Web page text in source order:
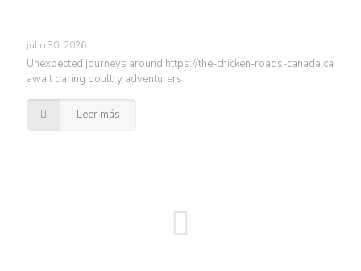
julio 30, 2026
Unexpected journeys around https://the-chicken-roads-canada.ca
await daring poultry adventurers
Leer más